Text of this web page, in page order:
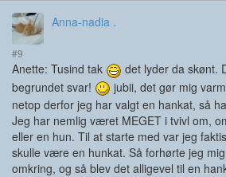
Anna-nadia .
#9
Anette: Tusind tak
det lyder da skønt.
begrundet svar!
jubii, det gør mig
netop derfor jeg har valgt en hankat, så
Jeg har nemlig været MEGET i tvivl om,
eller en hun. Til at starte med var jeg
skulle være en hunkat. Så forhørte jeg
omkring, og så blev det alligevel til en